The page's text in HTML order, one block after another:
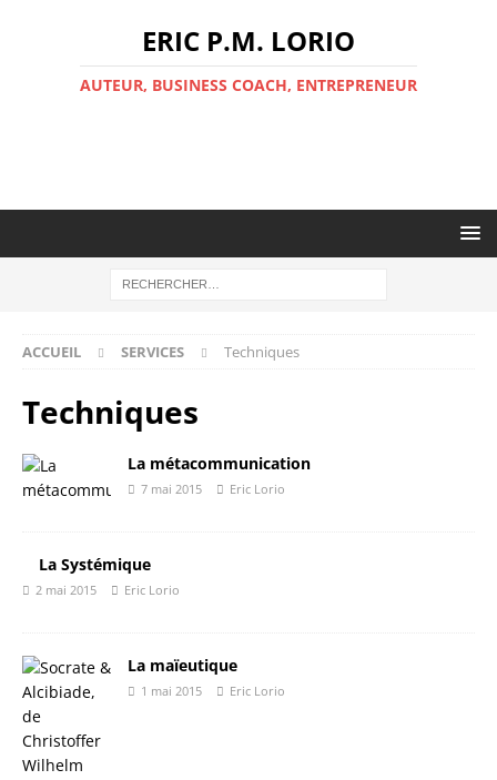
ERIC P.M. LORIO
AUTEUR, BUSINESS COACH, ENTREPRENEUR
ACCUEIL SERVICES Techniques
Techniques
La métacommunication
7 mai 2015 Eric Lorio
La Systémique
2 mai 2015 Eric Lorio
La maïeutique
1 mai 2015 Eric Lorio